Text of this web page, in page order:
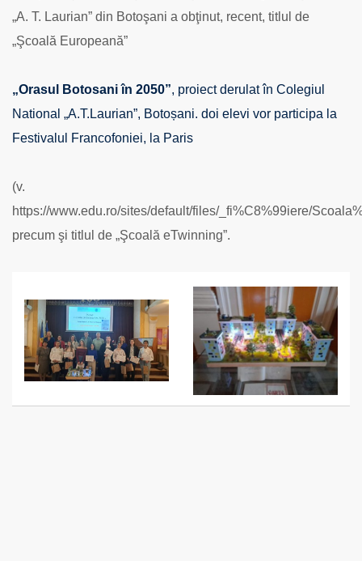
„A. T. Laurian” din Botoşani a obţinut, recent, titlul de
„Şcoală Europeană”
„Orasul Botosani în 2050”, proiect derulat în Colegiul
National „A.T.Laurian”, Botoșani. doi elevi vor participa la
Festivalul Francofoniei, la Paris
(v.
https://www.edu.ro/sites/default/files/_fi%C8%99iere/
precum şi titlul de „Şcoală eTwinning”.